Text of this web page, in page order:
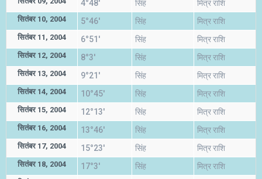
4°48' सिंह मित्र राशि
सितंबर 10, 2004 5°46' सिंह मित्र राशि
सितंबर 11, 2004 6°51' सिंह मित्र राशि
सितंबर 12, 2004 8°3' सिंह मित्र राशि
सितंबर 13, 2004 9°21' सिंह मित्र राशि
सितंबर 14, 2004 10°45' सिंह मित्र राशि
सितंबर 15, 2004 12°13' सिंह मित्र राशि
सितंबर 16, 2004 13°46' सिंह मित्र राशि
सितंबर 17, 2004 15°23' सिंह मित्र राशि
सितंबर 18, 2004 17°3' सिंह मित्र राशि